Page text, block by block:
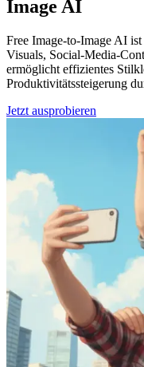
Image AI
Free Image-to-Image AI
Visuals, Social-Media-
ermöglicht effizientes
Produktivitätssteigerung
Jetzt ausprobieren